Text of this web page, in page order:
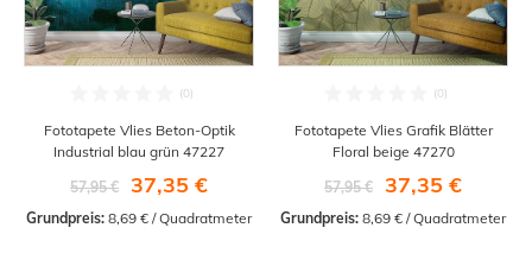
Fototapete Vlies Beton-Optik
Industrial blau grün 47227
57,95 €
37,35 €
Grundpreis: 8,69 € / Quadratmeter
Fototapete Vlies Grafik Blätter
Floral beige 47270
57,95 €
37,35 €
Grundpreis: 8,69 € / Quadratmeter